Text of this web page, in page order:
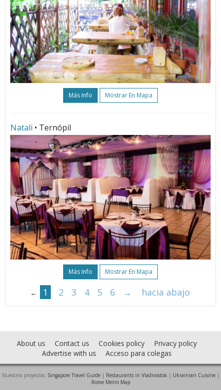
Más Info Mostrar En Mapa
Natali • Ternópil
Más Info Mostrar En Mapa
← 1 2 3 4 5 6 → hacia abajo
About us Contact us Cookies policy
Privacy policy
Advertise with us
Acceso para colegas
Nuestros proyectos: Singapore Travel Guide| Restaurants in Vladivostok | Ukrainian Cuisine|
Rome Metro Map